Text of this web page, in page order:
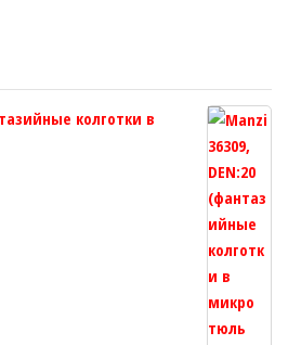
товара.
товара.
колготки в